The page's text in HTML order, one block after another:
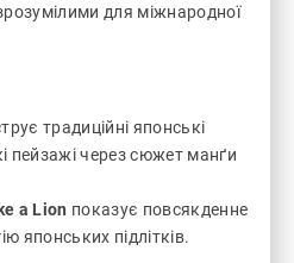
для міжнародної
традиційні японські
пейзажі через сюжет манґи
a Lion показує повсякденне
японських підлітків.